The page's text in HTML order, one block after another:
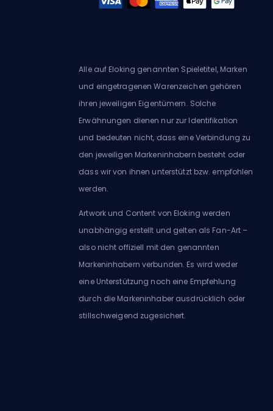
Alle auf Eloking genannten Spieletitel, Marken
und eingetragenen Warenzeichen gehören
ihren jeweiligen Eigentümern. Solche
Erwähnungen dienen nur zur Identifikation
und bedeuten nicht, dass eine Verbindung zu
den jeweiligen Markeninhabern besteht oder
dass wir von ihnen unterstützt bzw. empfohlen
werden.
Artwork und Content von Eloking werden
unabhängig erstellt und gelten als Fan-Art –
also nicht offiziell mit den genannten
Markeninhabern verbunden. Es wird weder
eine Unterstützung noch eine Empfehlung
durch die Markeninhaber ausdrücklich oder
stillschweigend zugesichert.